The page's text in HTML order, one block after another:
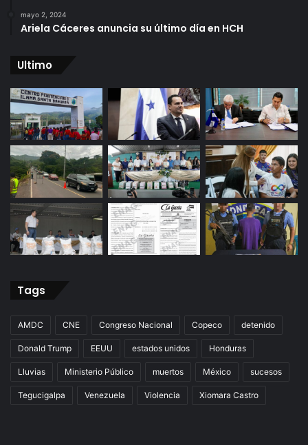
mayo 2, 2024
Ariela Cáceres anuncia su último día en HCH
Ultimo
Tags
AMDC CNE Congreso Nacional Copeco detenido
Donald Trump EEUU estados unidos Honduras
Lluvias Ministerio Público muertos México sucesos
Tegucigalpa Venezuela Violencia Xiomara Castro